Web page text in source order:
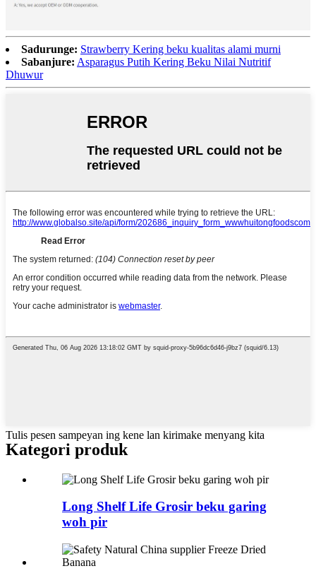
Sadurunge: Strawberry Kering beku kualitas alami murni
Sabanjure: Asparagus Putih Kering Beku Nilai Nutritif
Dhuwur
Tulis pesen sampeyan ing kene lan kirimake menyang kita
Kategori produk
Long Shelf Life Grosir beku garing
woh pir